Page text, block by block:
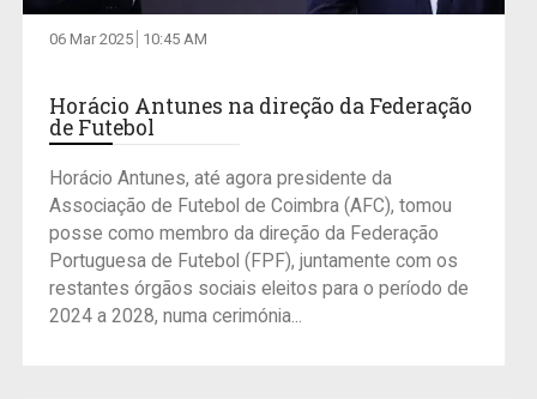
06 Mar 2025 10:45 AM
Horácio Antunes na direção da Federação
de Futebol
Horácio Antunes, até agora presidente da
Associação de Futebol de Coimbra (AFC), tomou
posse como membro da direção da Federação
Portuguesa de Futebol (FPF), juntamente com os
restantes órgãos sociais eleitos para o período de
2024 a 2028, numa cerimónia...